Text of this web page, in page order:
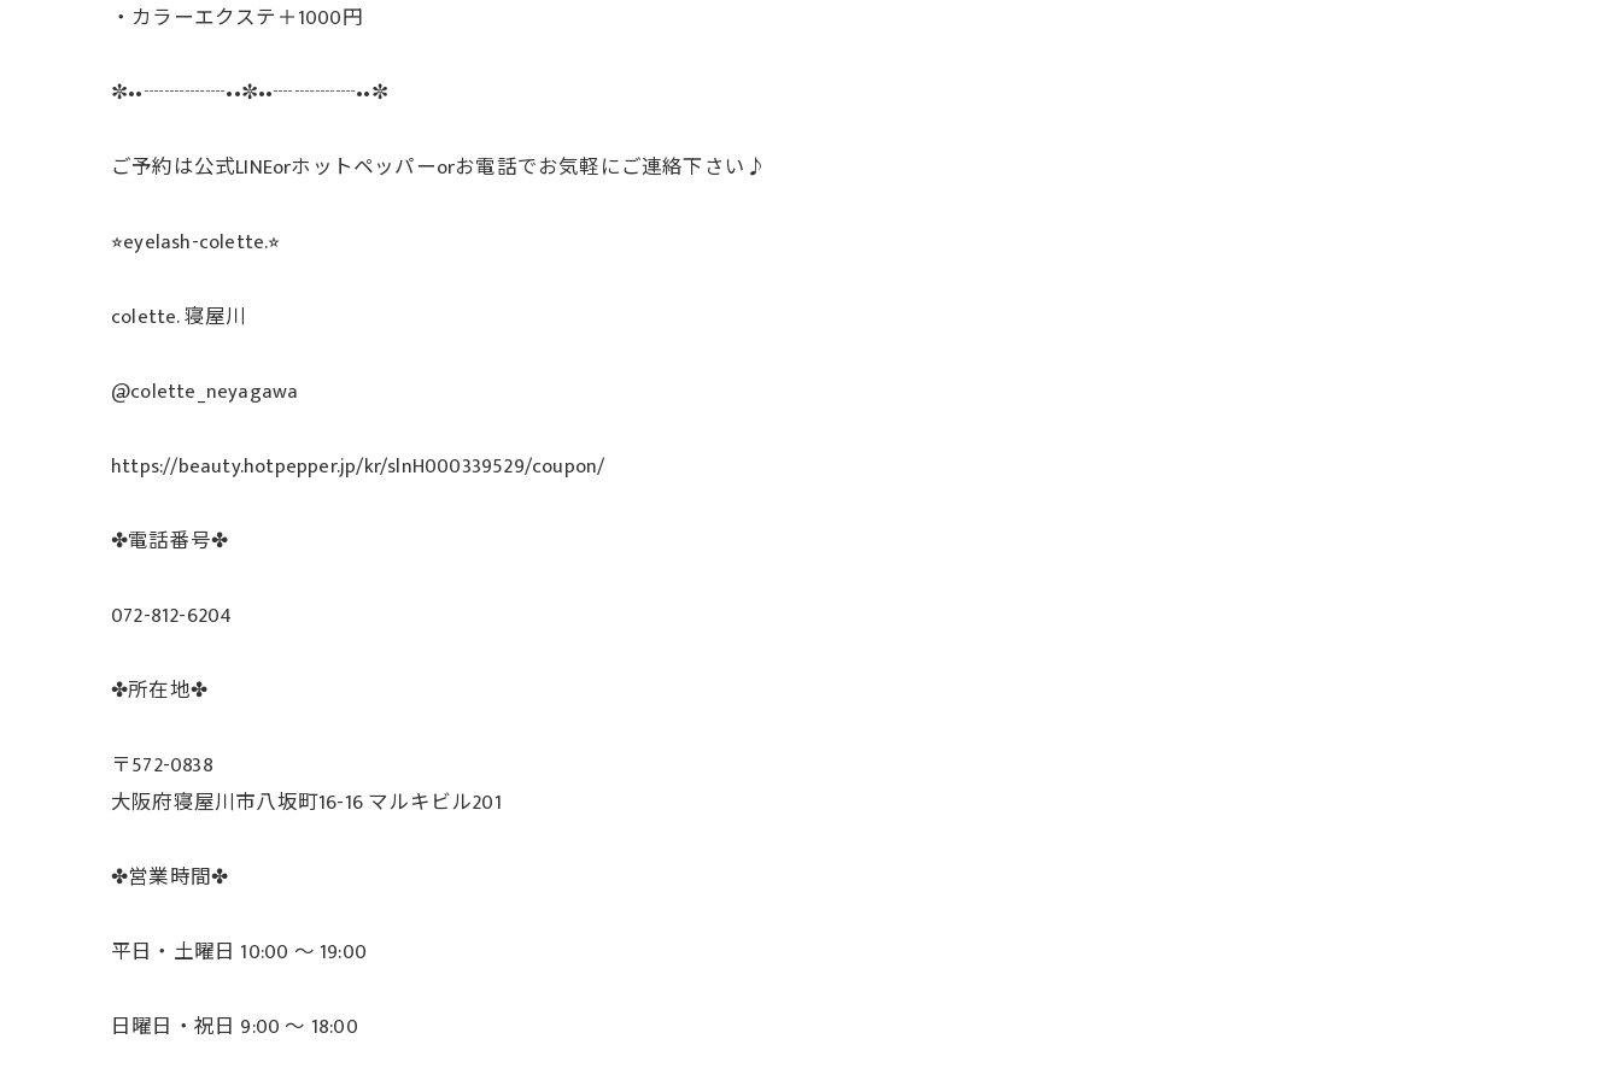
・カラーエクステ＋1000円
✼••┈┈┈┈••✼••┈┈┈┈••✼
ご予約は公式LINEorホットペッパーorお電話でお気軽にご連絡下さい♪
⭐︎eyelash-colette.⭐︎
colette. 寝屋川
@colette_neyagawa
https://beauty.hotpepper.jp/kr/slnH000339529/coupon/
✤電話番号✤
072-812-6204
✤所在地✤
〒572-0838
大阪府寝屋川市八坂町16-16 マルキビル201
✤営業時間✤
平日・土曜日 10:00 ～ 19:00
日曜日・祝日 9:00 ～ 18:00